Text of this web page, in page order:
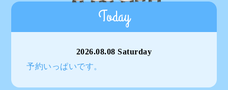
Today
2026.08.08 Saturday
予約いっぱいです。